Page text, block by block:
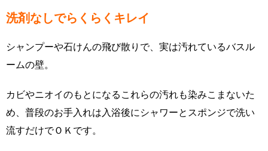
洗剤なしでらくらくキレイ
シャンプーや石けんの飛び散りで、実は汚れているバスル
ームの壁。
カビやニオイのもとになるこれらの汚れも染みこまないた
め、普段のお手入れは入浴後にシャワーとスポンジで洗い
流すだけでＯＫです。